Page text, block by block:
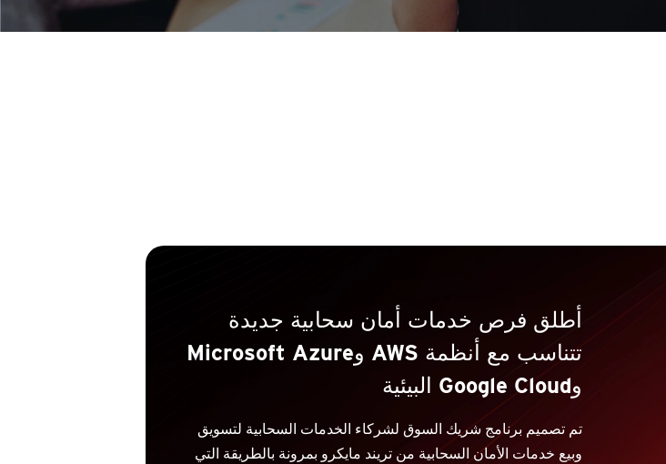
أطلق فرص خدمات أمان سحابية جديدة
تتناسب مع أنظمة AWS وMicrosoft Azure
وGoogle Cloud البيئية
تم تصميم برنامج شريك السوق لشركاء الخدمات السحابية لتسويق
وبيع خدمات الأمان السحابية من تريند مايكرو بمرونة بالطريقة التي